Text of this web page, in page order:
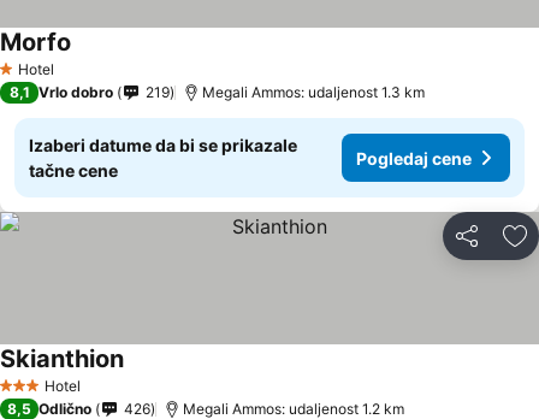
1 Zvezdice
Hotel
Morfo
8,1 Vrlo dobro 219 Megali Ammos: udaljenost 1.3 km
Izaberi datume da bi se prikazale
tačne cene
Pogledaj cene
Deli
3 Zvezdice
Hotel
Skianthion
8,5 Odlično 426 Megali Ammos: udaljenost 1.2 km